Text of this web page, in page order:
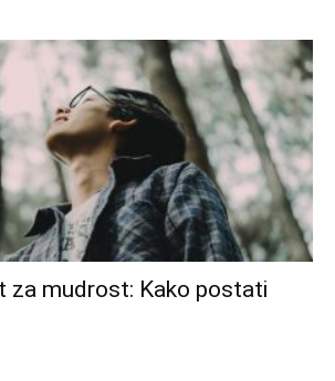
za mudrost: Kako postati